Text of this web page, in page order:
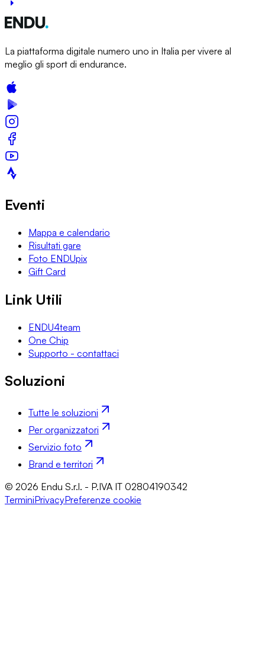
La piattaforma digitale numero uno in Italia per vivere al
meglio gli sport di endurance.
Eventi
Mappa e calendario
Risultati gare
Foto ENDUpix
Gift Card
Link Utili
ENDU4team
One Chip
Supporto - contattaci
Soluzioni
Tutte le soluzioni
Per organizzatori
Servizio foto
Brand e territori
© 2026 Endu S.r.l. - P.IVA IT 02804190342
TerminiPrivacyPreferenze cookie